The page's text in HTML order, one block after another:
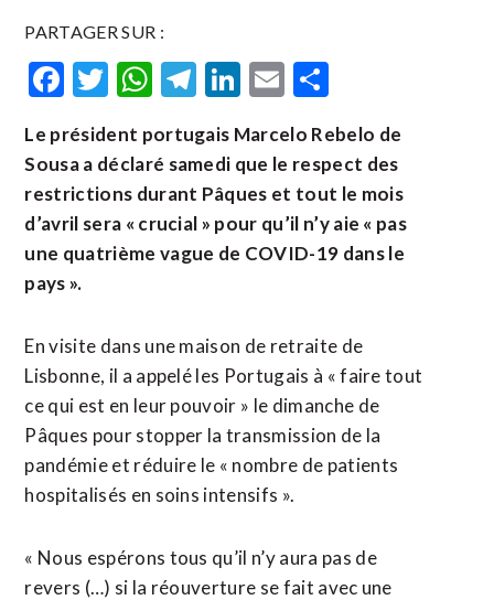
PARTAGER SUR :
Facebook
Twitter
WhatsApp
Telegram
LinkedIn
Email
Le président portugais Marcelo Rebelo de
Sousa a déclaré samedi que le respect des
restrictions durant Pâques et tout le mois
d’avril sera « crucial » pour qu’il n’y aie « pas
une quatrième vague de COVID-19 dans le
pays ».
En visite dans une maison de retraite de
Lisbonne, il a appelé les Portugais à « faire tout
ce qui est en leur pouvoir » le dimanche de
Pâques pour stopper la transmission de la
pandémie et réduire le « nombre de patients
hospitalisés en soins intensifs ».
« Nous espérons tous qu’il n’y aura pas de
revers (…) si la réouverture se fait avec une